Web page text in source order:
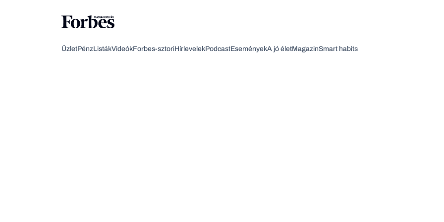
ÜzletPénzListákVideókForbes-sztoriHírlevelekPodcastEseményekA jó életMagazinSmart habits